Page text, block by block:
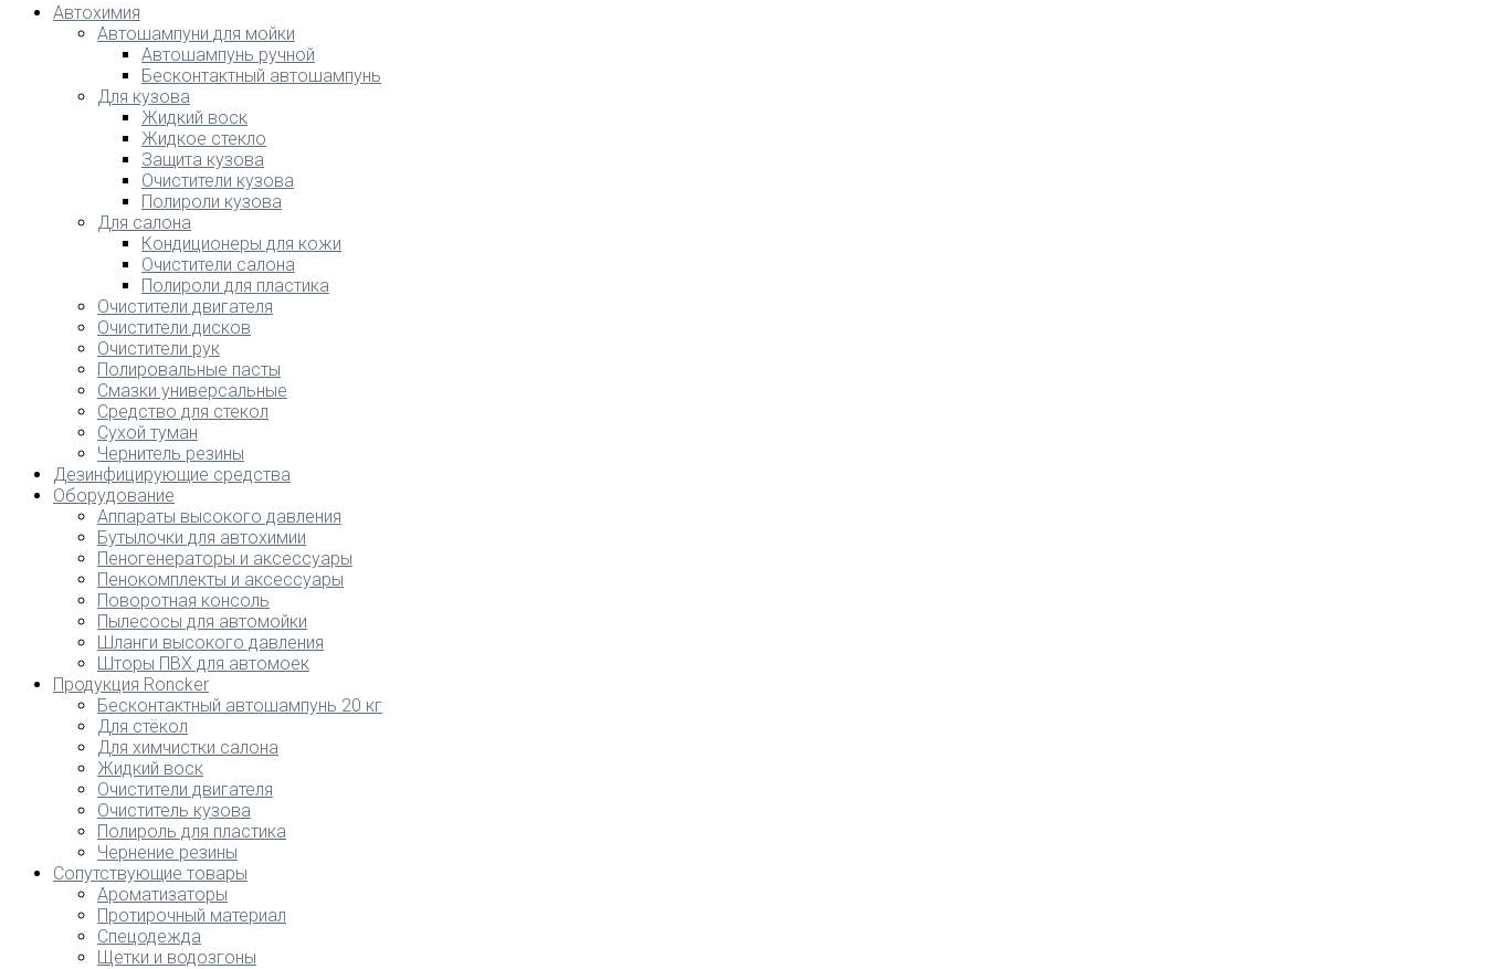
Автохимия
Автошампуни для мойки
Автошампунь ручной
Бесконтактный автошампунь
Для кузова
Жидкий воск
Жидкое стекло
Защита кузова
Очистители кузова
Полироли кузова
Для салона
Кондиционеры для кожи
Очистители салона
Полироли для пластика
Очистители двигателя
Очистители дисков
Очистители рук
Полировальные пасты
Смазки универсальные
Средство для стекол
Сухой туман
Чернитель резины
Дезинфицирующие средства
Оборудование
Аппараты высокого давления
Бутылочки для автохимии
Пеногенераторы и аксессуары
Пенокомплекты и аксессуары
Поворотная консоль
Пылесосы для автомойки
Шланги высокого давления
Шторы ПВХ для автомоек
Продукция Roncker
Бесконтактный автошампунь 20 кг
Для стёкол
Для химчистки салона
Жидкий воск
Очистители двигателя
Очиститель кузова
Полироль для пластика
Чернение резины
Сопутствующие товары
Ароматизаторы
Протирочный материал
Спецодежда
Щетки и водозгоны